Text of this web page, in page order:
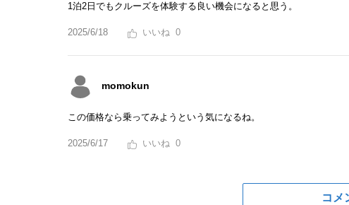
1泊2日でもクルーズを体験する良い機会になると思う。
2025/6/18 0
momokun
この価格なら乗ってみようという気になるね。
2025/6/17 0
コメ